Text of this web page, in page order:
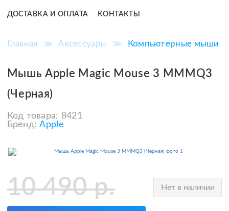
ДОСТАВКА И ОПЛАТА КОНТАКТЫ
Главная ≫ Аксессуары ≫ Компьютерные мыши
Мышь Apple Magic Mouse 3 MMMQ3
(Черная)
Код товара: 8421
Бренд: Apple
10 490р. Нет в наличии